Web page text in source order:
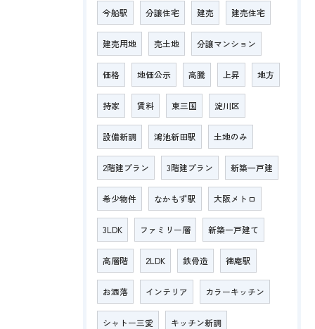
今船駅 分譲住宅 建売 建売住宅
建売用地 売土地 分譲マンション
価格 地価公示 高騰 上昇 地方
持家 賃料 東三国 淀川区
設備新調 鴻池新田駅 土地のみ
2階建プラン 3階建プラン 新築一戸建
希少物件 なかもず駅 大阪メトロ
3LDK ファミリー層 新築一戸建て
高層階 2LDK 鉄骨造 徳庵駅
お洒落 インテリア カラーキッチン
シャトー三愛 キッチン新調